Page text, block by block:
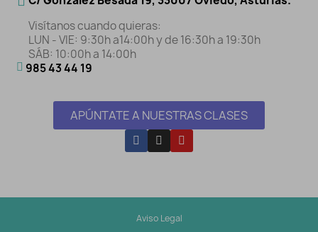
Visítanos cuando quieras:
LUN - VIE: 9:30h a14:00h y de 16:30h a 19:30h
SÁB: 10:00h a 14:00h
985 43 44 19
APÚNTATE A NUESTRAS CLASES
Aviso Legal